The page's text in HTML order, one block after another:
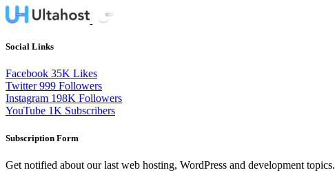
Social Links
Facebook 35K Likes
Twitter 999 Followers
Instagram 198K Followers
YouTube 1K Subscribers
Subscription Form
Get notified about our last web hosting, WordPress and development topics.